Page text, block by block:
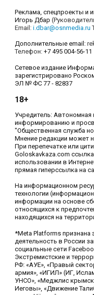
Реклама, спецпроекты и
Игорь Дбар
Email: i.dbar@osnmedia.ru
Дополнительные email:
Телефон: +7 495 004-56-11
Сетевое издание
зарегистрировано
ЭЛ № ФС 77 - 82837
18+
Учредитель: Автономная
информированию и
"Общественная служба
Мнение редакции может
При перепечатке или
Goloskavkaza.com
использовании в
прямая гиперссылка на
На информационном
технологии
информации на основе
относящихся к
находящихся на
*Meta Platforms признана
деятельность в России
социальные сети
Экстремистские и
РФ: «АУЕ», «Правый
армия», «ИГИЛ» (ИГ,
УНСО», «Меджлис
Иеговы», «Движение